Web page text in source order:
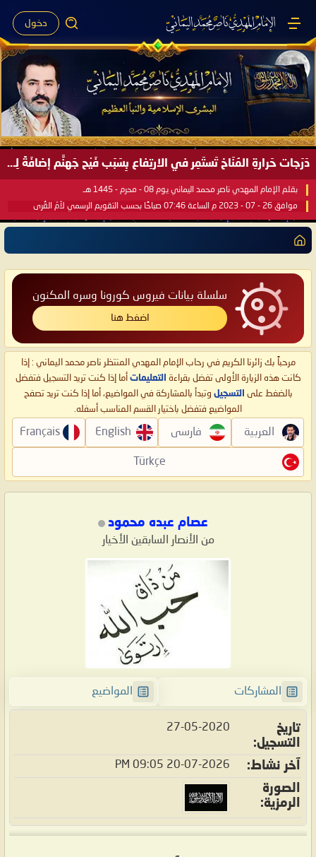
دخول
دَرَجات حَرارةِ المُنَاخ تَستَمِر في الارتِفاع بِسَبَب فَيْح جَهنَّم إضافَةً لِحرارةِ الشَّمس في مُحكَم القُرآن العَظيم ..
بقلم الإمام المهدي ناصر محمد اليماني يوم 08 - محرم - 1445 هـ
موافق 26 - 07 - 2023 م الساعة 07:46 صباحًا بحسب التقويم الرسمي لأمّ القُرى
سلسلة بيانات فيروس كورونا وسره المكنون
اضغط هنا
مرحباً بك زائرنا الكريم في رحاب الإمام المهدي المنتظر ناصر محمد اليماني : إذا
كانت هذه الزيارة الأولى تفضل بقراءة التعليمات أما إذا كنت تريد التسجيل فتفضل
بالضغط على التسجيل وتبدأ بالمشاركة في المواضيع، أما إذا كنت تريد تصفح
المواضيع فتفضل باختيار القسم المناسب أسفله.
العربية فارسی English
Français
Türkçe
عصام عبده محمود
من الأنصار السابقين الأخيار
المشاركات المواضيع
تاريخ
التسجيل
27-05-2020
آخر نشاط 20-07-2026
09:05 PM
الصورة
الرمزية